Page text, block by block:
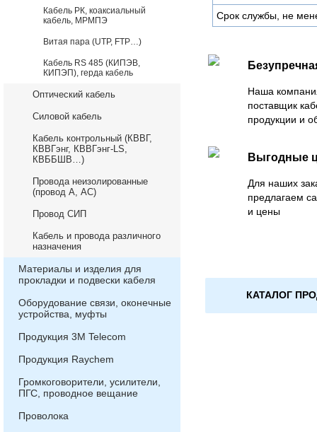
Кабель РК, коаксиальный
кабель, МРМПЭ
Витая пара (UTP, FTP…)
Кабель RS 485 (КИПЭВ,
КИПЭП), герда кабель
Оптический кабель
Силовой кабель
Кабель контрольный (КВВГ,
КВВГэнг, КВВГэнг-LS,
КВББШВ…)
Провода неизолированные
(провод А, АС)
Провод СИП
Кабель и провода различного
назначения
Материалы и изделия для
прокладки и подвески кабеля
Оборудование связи, оконечные
устройства, муфты
Продукция 3М Telecom
Продукция Raychem
Громкоговорители, усилители,
ПГС, проводное вещание
Проволока
Срок службы, не
Наша
поставщик
продукции и
Выгодные
Для наших
предлагаем
и цены
КАТАЛОГ